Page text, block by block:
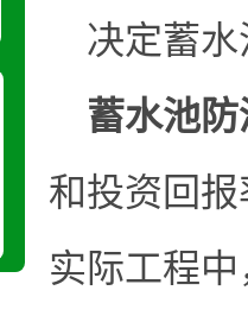
决定蓄水
蓄水池
和投资回
实际工程